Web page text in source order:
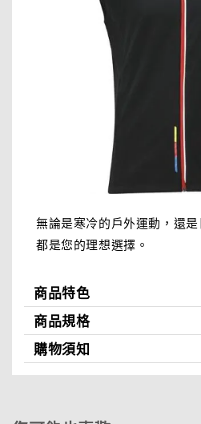
無論是寒冷的戶外運動，還
都是您的理想選擇。
商品特色
商品規格
購物須知